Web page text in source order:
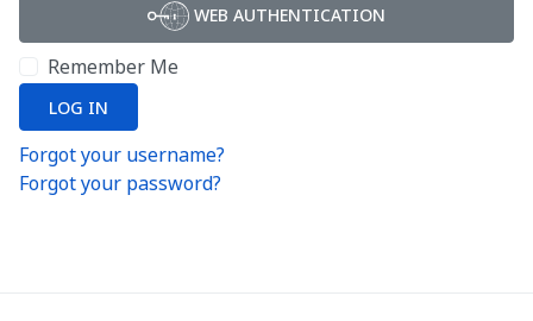
WEB AUTHENTICATION
Remember Me
LOG IN
Forgot your username?
Forgot your password?